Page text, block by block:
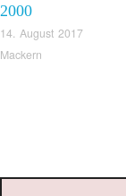
2000
14. August 2017
Mackern
Suchen